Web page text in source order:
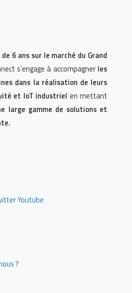
6 ans sur le marché du Grand
s’engage à accompagner les
dans la réalisation de leurs
et IoT industriel en mettant
large gamme de solutions et
Youtube
?